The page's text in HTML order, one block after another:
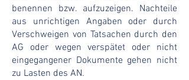
benennen bzw. aufzuzeigen. Nachteile
aus unrichtigen Angaben oder durch
Verschweigen von Tatsachen durch den
AG oder wegen verspätet oder nicht
eingegangener Dokumente gehen nicht
zu Lasten des AN.